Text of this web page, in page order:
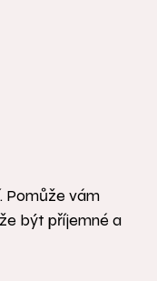
Pomůže vám
být příjemné a